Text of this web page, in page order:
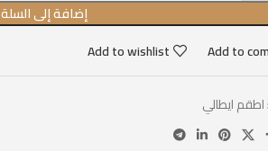
إضافة إلى السلة
Add to
Add to wishlist
اطقم ايطالي